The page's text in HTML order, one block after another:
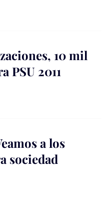
10 mil
PSU 2011
a los
sociedad